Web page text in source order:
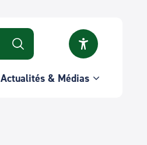
Actualités & Médias